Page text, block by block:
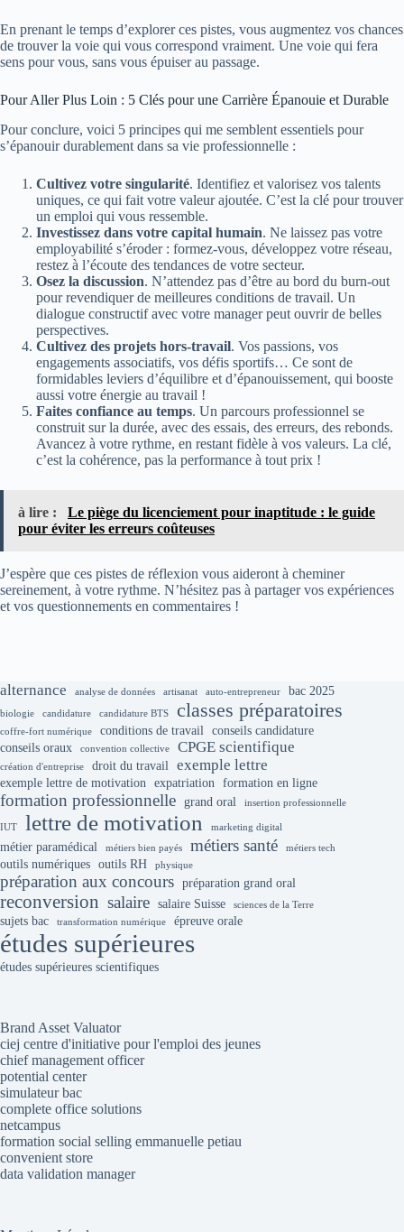
En prenant le temps d’explorer ces pistes, vous augmentez vos chances
de trouver la voie qui vous correspond vraiment. Une voie qui fera
sens pour vous, sans vous épuiser au passage.
Pour Aller Plus Loin : 5 Clés pour une Carrière Épanouie et Durable
Pour conclure, voici 5 principes qui me semblent essentiels pour
s’épanouir durablement dans sa vie professionnelle :
Cultivez votre singularité. Identifiez et valorisez vos talents
uniques, ce qui fait votre valeur ajoutée. C’est la clé pour trouver
un emploi qui vous ressemble.
Investissez dans votre capital humain. Ne laissez pas votre
employabilité s’éroder : formez-vous, développez votre réseau,
restez à l’écoute des tendances de votre secteur.
Osez la discussion. N’attendez pas d’être au bord du burn-out
pour revendiquer de meilleures conditions de travail. Un
dialogue constructif avec votre manager peut ouvrir de belles
perspectives.
Cultivez des projets hors-travail. Vos passions, vos
engagements associatifs, vos défis sportifs… Ce sont de
formidables leviers d’équilibre et d’épanouissement, qui booste
aussi votre énergie au travail !
Faites confiance au temps. Un parcours professionnel se
construit sur la durée, avec des essais, des erreurs, des rebonds.
Avancez à votre rythme, en restant fidèle à vos valeurs. La clé,
c’est la cohérence, pas la performance à tout prix !
à lire :
Le piège du licenciement pour inaptitude : le guide
pour éviter les erreurs coûteuses
J’espère que ces pistes de réflexion vous aideront à cheminer
sereinement, à votre rythme. N’hésitez pas à partager vos expériences
et vos questionnements en commentaires !
alternance analyse de données artisanat auto-entrepreneur bac 2025
biologie candidature candidature BTS classes préparatoires
coffre-fort numérique conditions de travail conseils candidature
conseils oraux
convention collective CPGE scientifique
création d'entreprise droit du travail exemple lettre
exemple lettre de motivation expatriation formation en ligne
formation professionnelle grand oral insertion professionnelle
IUT lettre de motivation marketing digital
métier paramédical métiers bien payés métiers santé métiers tech
outils numériques outils RH physique
préparation aux concours préparation grand oral
reconversion salaire salaire Suisse sciences de la Terre
sujets bac transformation numérique épreuve orale
études supérieures
études supérieures scientifiques
Brand Asset Valuator
ciej centre d'initiative pour l'emploi des jeunes
chief management officer
potential center
simulateur bac
complete office solutions
netcampus
formation social selling emmanuelle petiau
convenient store
data validation manager